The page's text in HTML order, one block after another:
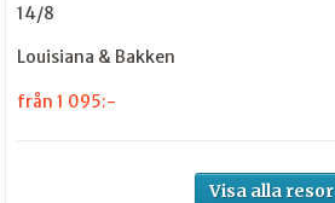
14/8
Louisiana & Bakken
från 1 095:-
Visa alla resor